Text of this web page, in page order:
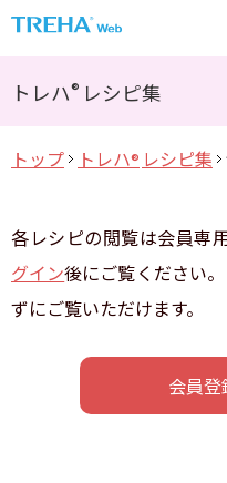
+TREHA
トレハ® レシピ集
トップ トレハ® レシピ集
各レシピの閲覧は会員専
グイン後にご覧ください
ずにご覧いただけます。
会員